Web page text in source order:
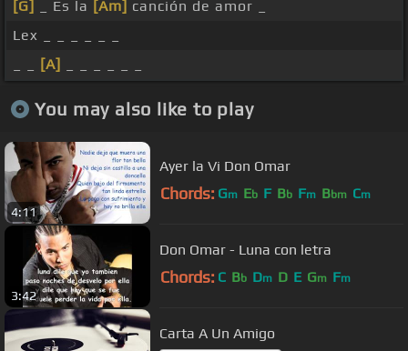
[G] _ Es la [Am] canción de amor _
Lex _ _ _ _ _ _
[A]
You may also like to play
4:11
Ayer la Vi Don Omar
Chords: Gm Eb F Bb Fm Bbm Cm
3:42
Don Omar - Luna con letra
Chords: C Bb Dm D E Gm Fm
Carta A Un Amigo